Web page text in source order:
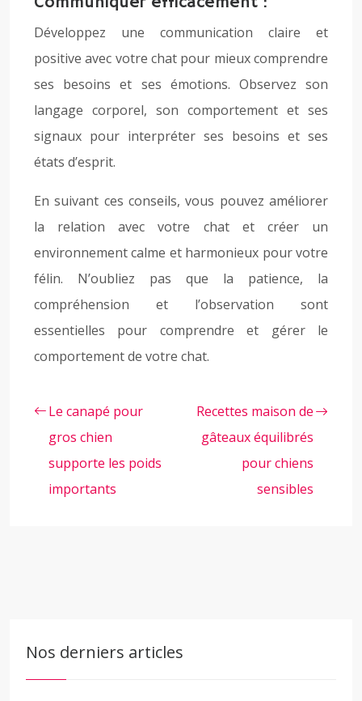
Développez une communication claire et
positive avec votre chat pour mieux comprendre
ses besoins et ses émotions. Observez son
langage corporel, son comportement et ses
signaux pour interpréter ses besoins et ses
états d’esprit.
En suivant ces conseils, vous pouvez améliorer
la relation avec votre chat et créer un
environnement calme et harmonieux pour votre
félin. N’oubliez pas que la patience, la
compréhension et l’observation sont
essentielles pour comprendre et gérer le
comportement de votre chat.
Le canapé pour
gros chien
supporte les poids
importants
Recettes maison de
gâteaux équilibrés
pour chiens
sensibles
Nos derniers articles